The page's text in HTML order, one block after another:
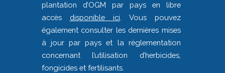
plantation d’OGM par pays en libre
accès disponible ici. Vous pouvez
également consulter les dernières mises
à jour par pays et la réglementation
concernant l’utilisation d’herbicides,
fongicides et fertilisants.